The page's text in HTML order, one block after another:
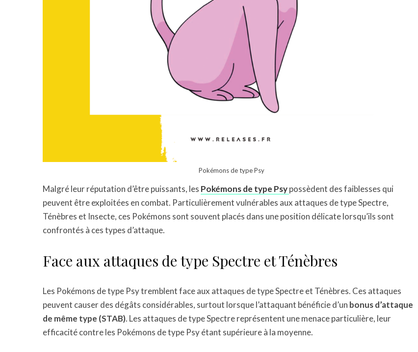
Pokémons de type Psy
Malgré leur réputation d’être puissants, les Pokémons de type Psypossèdent des faiblesses qui
peuvent être exploitées en combat. Particulièrement vulnérables aux attaques de type Spectre,
Ténèbres et Insecte, ces Pokémons sont souvent placés dans une position délicate lorsqu’ils sont
confrontés à ces types d’attaque.
Face aux attaques de type Spectre et Ténèbres
Les Pokémons de type Psy tremblent face aux attaques de type Spectre et Ténèbres. Ces attaques
peuvent causer des dégâts considérables, surtout lorsque l’attaquant bénéficie d’un bonus d’attaque
de même type (STAB). Les attaques de type Spectre représentent une menace particulière, leur
efficacité contre les Pokémons de type Psy étant supérieure à la moyenne.